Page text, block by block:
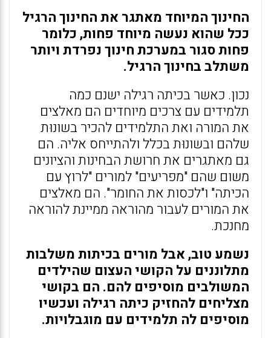
החינוך המיוחד מאתגר את החינוך הרגיל
ככל שהוא נעשה מיוחד פחות, כלומר
פחות סגור במערכת חינוך נפרדת ויותר
משתלב בחינוך הרגיל.
נכון. כאשר בכיתה רגילה ישנם כמה
תלמידים עם צרכים מיוחדים הם מאלצים
את המורה ואת התלמידים להכיר בשונוּת
שלהם ובשונוּת בכלל ולהתייחס אליה. הם
גם מאתגרים את חרושת הבחינות והציונים
משום שהם "מפריעים" למורים "לרוץ עם
הכיתה" ו"לכסות את החומר". הם מאלצים
את המורים לעבור מהוראה ממיינת להוראה
מחנכת.
נשמע טוב, אבל מורים בכיתות משלבות
מתלוננים על הקושי העצום שהילדים
המשולבים מוסיפים להם. הם בקושי
מצליחים להחזיק כיתה רגילה ועכשיו
מוסיפים לה תלמידים עם מוגבלויות.